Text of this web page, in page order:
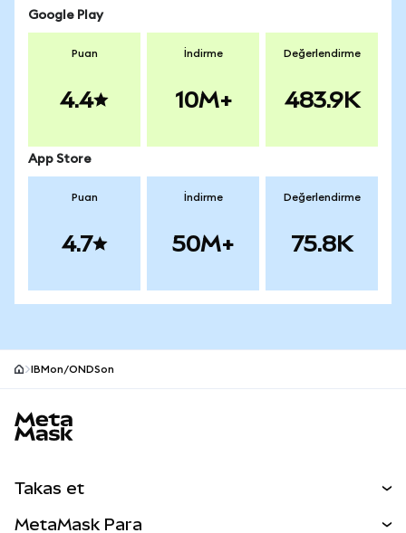
Google Play
Puan
4.4
İndirme
10M+
Değerlendirme
483.9K
App Store
Puan
4.7
İndirme
50M+
Değerlendirme
75.8K
IBMon/ONDSon
Takas et
MetaMask Para